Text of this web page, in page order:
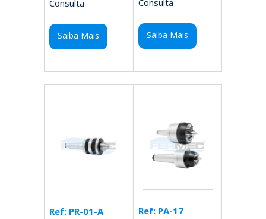
Consulta
Saiba Mais
Consulta
Saiba Mais
Ref: PR-01-A Ref: PA-17